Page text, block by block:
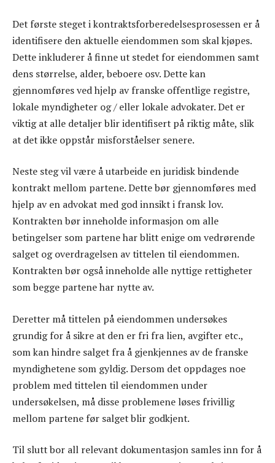
Det første steget i kontraktsforberedelsesprosessen er å
identifisere den aktuelle eiendommen som skal kjøpes.
Dette inkluderer å finne ut stedet for eiendommen samt
dens størrelse, alder, beboere osv. Dette kan
gjennomføres ved hjelp av franske offentlige registre,
lokale myndigheter og / eller lokale advokater. Det er
viktig at alle detaljer blir identifisert på riktig måte, slik
at det ikke oppstår misforståelser senere.
Neste steg vil være å utarbeide en juridisk bindende
kontrakt mellom partene. Dette bør gjennomføres med
hjelp av en advokat med god innsikt i fransk lov.
Kontrakten bør inneholde informasjon om alle
betingelser som partene har blitt enige om vedrørende
salget og overdragelsen av tittelen til eiendommen.
Kontrakten bør også inneholde alle nyttige rettigheter
som begge partene har nytte av.
Deretter må tittelen på eiendommen undersøkes
grundig for å sikre at den er fri fra lien, avgifter etc.,
som kan hindre salget fra å gjenkjennes av de franske
myndighetene som gyldig. Dersom det oppdages noe
problem med tittelen til eiendommen under
undersøkelsen, må disse problemene løses frivillig
mellom partene før salget blir godkjent.
Til slutt bor all relevant dokumentasjon samles inn for å